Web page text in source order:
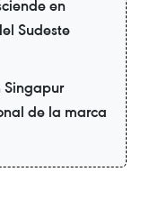
en
Sudeste
Singapur
de la marca